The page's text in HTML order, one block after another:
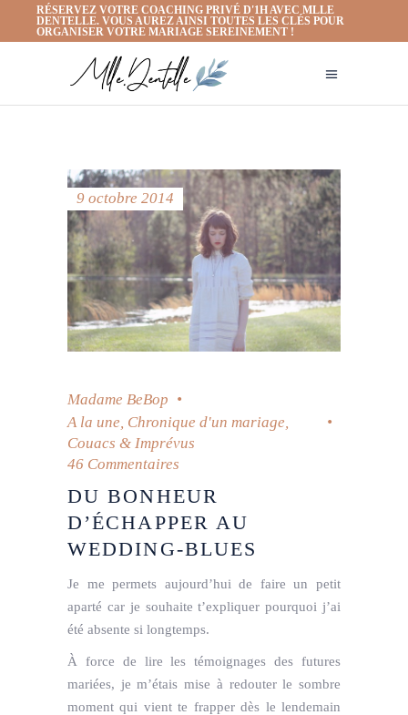
RÉSERVEZ VOTRE COACHING PRIVÉ D'1H AVEC MLLE
DENTELLE. VOUS AUREZ AINSI TOUTES LES CLÉS POUR
ORGANISER VOTRE MARIAGE SEREINEMENT !
9 octobre 2014
Madame BeBop
A la une Chronique d'un mariage
Couacs & Imprévus
46 Commentaires
DU BONHEUR
D’ÉCHAPPER AU
WEDDING-BLUES
Je me permets aujourd’hui de faire un petit
aparté car je souhaite t’expliquer pourquoi j’ai
été absente si longtemps.
À force de lire les témoignages des futures
mariées, je m’étais mise à redouter le sombre
moment qui vient te frapper dès le lendemain